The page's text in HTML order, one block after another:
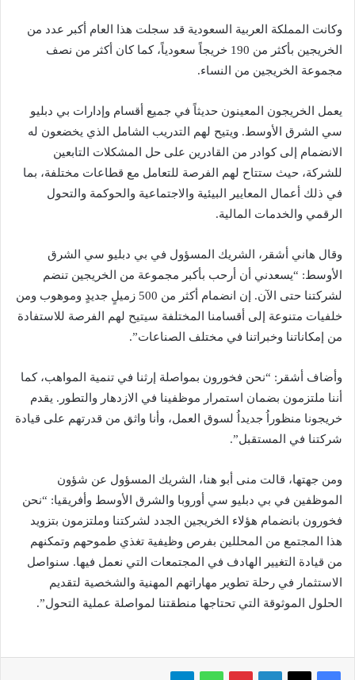
وكانت المملكة العربية السعودية قد سجلت هذا العام أكبر عدد من
الخريجين بأكثر من 190 خريجاً سعودياً، كما كان أكثر من نصف
مجموعة الخريجين من النساء.
يعمل الخريجون المعينون حديثاً في جميع أقسام وإدارات بي دبليو
سي الشرق الأوسط. ويتيح لهم التدريب الشامل الذي يخضعون له
الانضمام إلى كوادر من القادرين على حل المشكلات التابعين
للشركة، حيث ستتاح لهم الفرصة للتعامل مع قطاعات مختلفة، بما
في ذلك أعمال المعايير البيئية والاجتماعية والحوكمة والتحول
الرقمي والخدمات المالية.
وقال هاني أشقر، الشريك المسؤول في بي دبليو سي الشرق
الأوسط: “يسعدني أن أرحب بأكبر مجموعة من الخريجين تنضم
لشركتنا حتى الآن. إن انضمام أكثر من 500 زميلٍ جديدٍ وموهوب ومن
خلفيات متنوعة إلى أقسامنا المختلفة سيتيح لهم الفرصة للاستفادة
من إمكاناتنا وخبراتنا في مختلف الصناعات”.
وأضاف أشقر: “نحن فخورون بمواصلة إرثنا في تنمية المواهب، كما
أننا ملتزمون بضمان استمرار موظفينا في الازدهار والتطور. يقدم
خريجونا منظوراُ جديداُ لسوق العمل، وأنا واثق من قدرتهم على قيادة
شركتنا في المستقبل”.
ومن جهتها، قالت منى أبو هنا، الشريك المسؤول عن شؤون
الموظفين في بي دبليو سي أوروبا والشرق الأوسط وأفريقيا: “نحن
فخورون بانضمام هؤلاء الخريجين الجدد لشركتنا وملتزمون بتزويد
هذا المجتمع من المحللين بفرص وظيفية تغذي طموحهم وتمكنهم
من قيادة التغيير الهادف في المجتمعات التي نعمل فيها. سنواصل
الاستثمار في رحلة تطوير مهاراتهم المهنية والشخصية لتقديم
الحلول الموثوقة التي تحتاجها منطقتنا لمواصلة عملية التحول”.